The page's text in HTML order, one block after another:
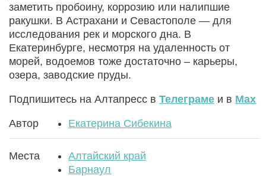
заметить пробоину, коррозию или налипшие
ракушки. В Астрахани и Севастополе — для
исследования рек и морского дна. В
Екатеринбурге, несмотря на удаленность от
морей, водоемов тоже достаточно – карьеры,
озера, заводские пруды.
Подпишитесь на Алтапресс в Телеграме и в Max
Автор Екатерина Сибекина
Места
Алтайский край
Барнаул